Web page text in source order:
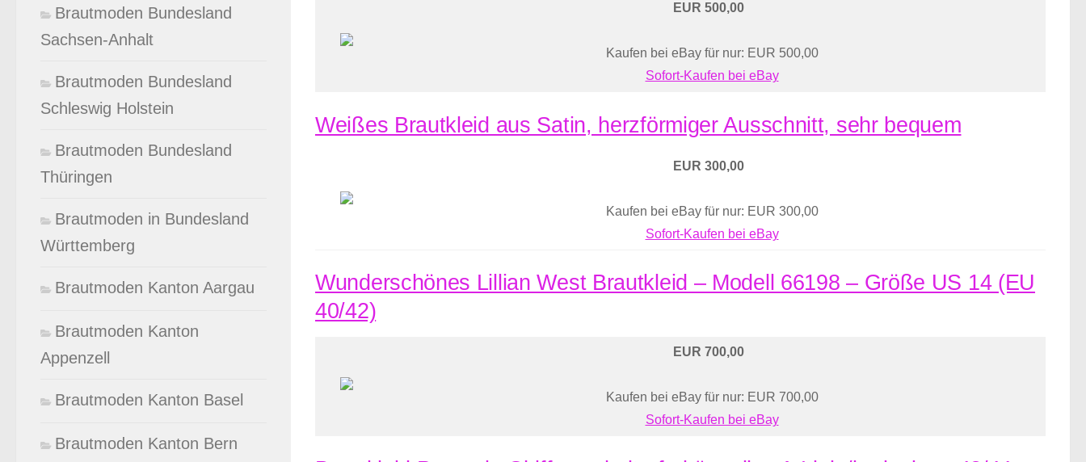
EUR 500,00
Kaufen bei eBay für nur: EUR 500,00
Sofort-Kaufen bei eBay
Weißes Brautkleid aus Satin, herzförmiger Ausschnitt, sehr bequem
EUR 300,00
Kaufen bei eBay für nur: EUR 300,00
Sofort-Kaufen bei eBay
Wunderschönes Lillian West Brautkleid – Modell 66198 – Größe US 14 (EU
40/42)
EUR 700,00
Kaufen bei eBay für nur: EUR 700,00
Sofort-Kaufen bei eBay
Brautmoden Bundesland
Sachsen-Anhalt
Brautmoden Bundesland
Schleswig Holstein
Brautmoden Bundesland
Thüringen
Brautmoden in Bundesland
Württemberg
Brautmoden Kanton Aargau
Brautmoden Kanton
Appenzell
Brautmoden Kanton Basel
Brautmoden Kanton Bern